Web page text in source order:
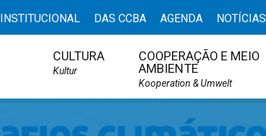
INSTITUCIONAL DAS CCBA AGENDA NOTÍCIAS
CULTURA
Kultur
COOPERAÇÃO E MEIO
AMBIENTE
Kooperation & Umwelt